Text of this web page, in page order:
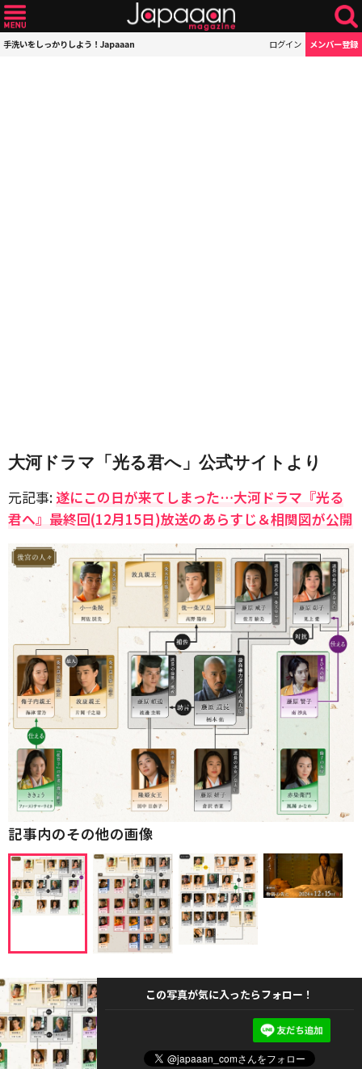
手洗いをしっかりしよう！Japaaan ログイン メンバー登録
大河ドラマ「光る君へ」公式サイトより
元記事:遂にこの日が来てしまった…大河ドラマ『光る
君へ』最終回(12月15日)放送のあらすじ＆相関図が公開
記事内のその他の画像
この写真が気に入ったらフォロー！